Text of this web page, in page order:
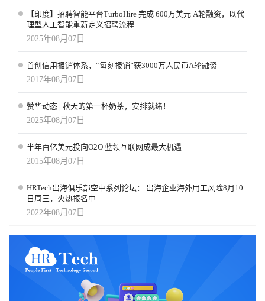
【印度】招聘智能平台TurboHire 完成 600万美元 A轮融资，以代
理型人工智能重新定义招聘流程
2025年08月07日
首创信用报销体系，“每刻报销”获3000万人民币A轮融资
2017年08月07日
赞华动态 | 秋天的第一杯奶茶，安排就绪！
2025年08月07日
半年百亿美元投向O2O 蓝领互联网成最大机遇
2015年08月07日
HRTech出海俱乐部空中系列论坛： 出海企业海外用工风险8月10
日周三，火热报名中
2022年08月07日